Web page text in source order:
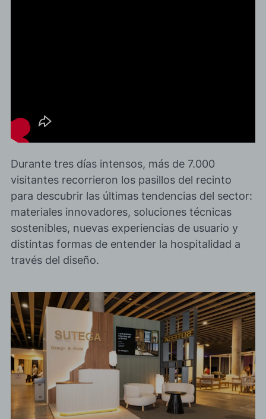
Durante tres días intensos, más de 7.000
visitantes recorrieron los pasillos del recinto
para descubrir las últimas tendencias del sector:
materiales innovadores, soluciones técnicas
sostenibles, nuevas experiencias de usuario y
distintas formas de entender la hospitalidad a
través del diseño.